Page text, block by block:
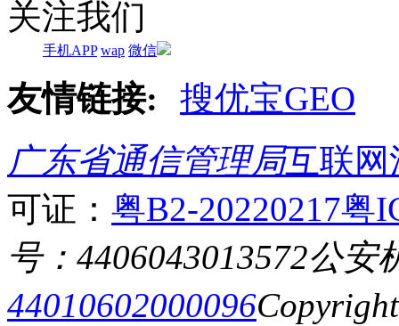
关注我们
手机APP wap 微信
友情链接:
搜优宝GEO
广东省通信管理局互联网
可证： 粤B2-20220217粤
号：4406043013572公安
44010602000096